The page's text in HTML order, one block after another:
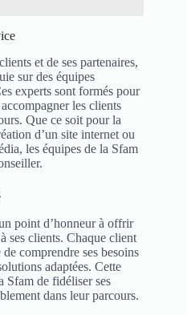
et de ses partenaires,
sur des équipes
experts sont formés pour
les clients
Que ce soit pour la
d’un site internet ou
les équipes de la Sfam
point d’honneur à offrir
ses clients. Chaque client
comprendre ses besoins
adaptées. Cette
Sfam de fidéliser ses
dans leur parcours.